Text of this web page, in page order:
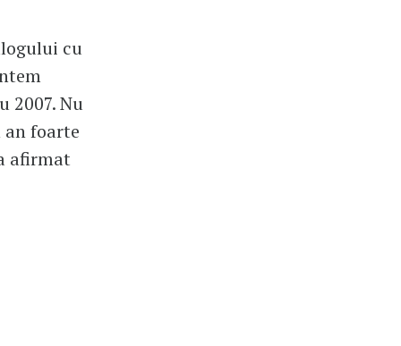
cu
2007. Nu
an foarte
afirmat